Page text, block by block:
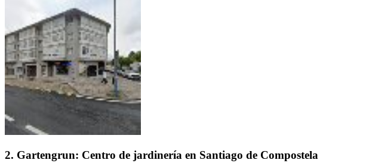
2. Gartengrun: Centro de jardinería en Santiago de Compostela